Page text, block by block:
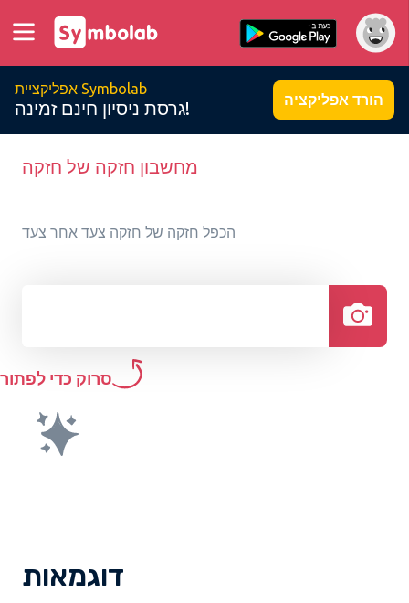
אפליקציית Symbolab
גרסת ניסיון חינם זמינה! הורד אפליקציה
מחשבון חזקה של חזקה
הכפל חזקה של חזקה צעד אחר צעד
סרוק כדי לפתור
דוגמאות